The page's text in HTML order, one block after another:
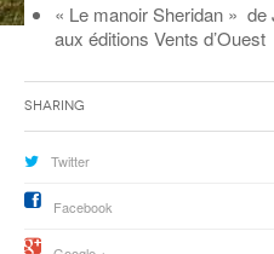
« Le manoir Sheridan »
aux éditions Vents d’Ouest
Sharing
Twitter
Facebook